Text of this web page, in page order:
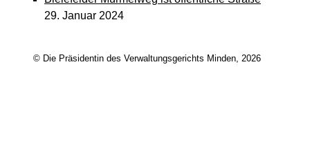
29. Januar 2024
© Die Präsidentin des Verwaltungsgerichts Minden, 2026